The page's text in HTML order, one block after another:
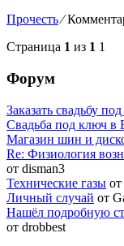
Прочесть ⁄
Страница 1 из 1 1
Форум
Заказать свадьбу
Cвадьба под ключ в
Магазин шин и
Re: Физиология
от disman3
Технические газы
Личный случай от
Нашёл подробную
от drobbest